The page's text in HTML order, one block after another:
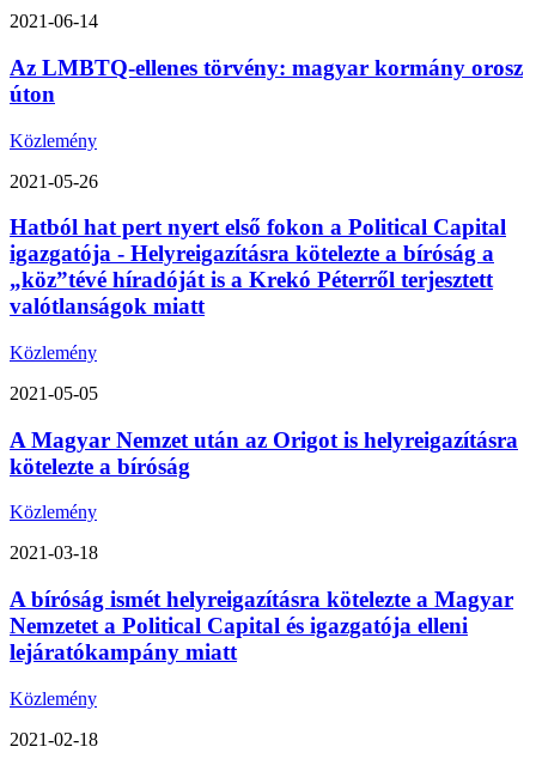
2021-06-14
Az LMBTQ-ellenes törvény: magyar kormány orosz
úton
Közlemény
2021-05-26
Hatból hat pert nyert első fokon a Political Capital
igazgatója - Helyreigazításra kötelezte a bíróság a
„köz”tévé híradóját is a Krekó Péterről terjesztett
valótlanságok miatt
Közlemény
2021-05-05
A Magyar Nemzet után az Origot is helyreigazításra
kötelezte a bíróság
Közlemény
2021-03-18
A bíróság ismét helyreigazításra kötelezte a Magyar
Nemzetet a Political Capital és igazgatója elleni
lejáratókampány miatt
Közlemény
2021-02-18